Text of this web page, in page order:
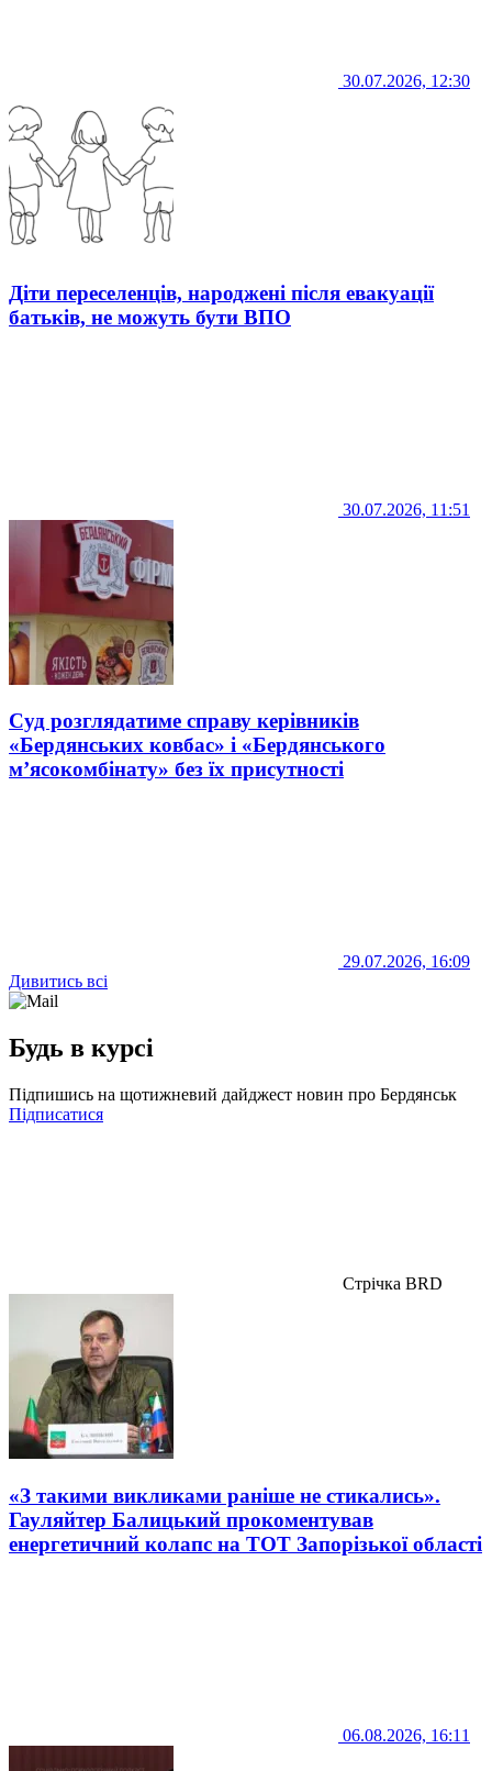
30.07.2026, 12:30
Діти переселенців, народжені після евакуації
батьків, не можуть бути ВПО
30.07.2026, 11:51
Суд розглядатиме справу керівників
«Бердянських ковбас» і «Бердянського
м’ясокомбінату» без їх присутності
29.07.2026, 16:09
Дивитись всі
Будь в курсі
Підпишись на щотижневий дайджест новин про Бердянськ
Підписатися
Стрічка BRD
«З такими викликами раніше не стикались».
Гауляйтер Балицький прокоментував
енергетичний колапс на ТОТ Запорізької області
06.08.2026, 16:11